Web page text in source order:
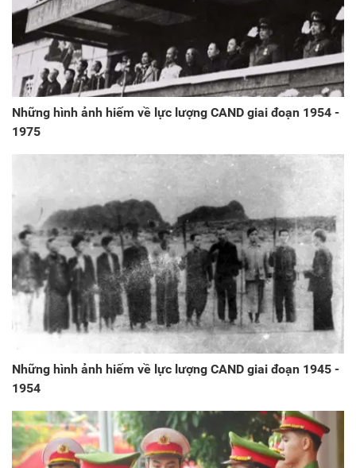
Những hình ảnh hiếm về lực lượng CAND giai đoạn 1954 -
1975
Những hình ảnh hiếm về lực lượng CAND giai đoạn 1945 -
1954